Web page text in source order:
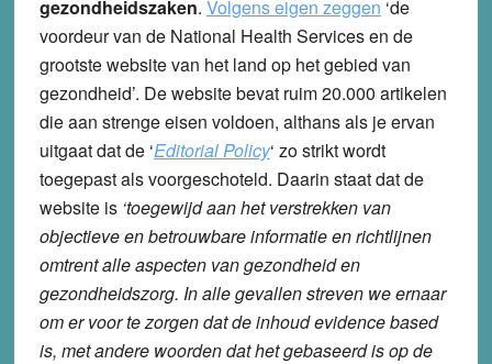
gezondheidszaken. Volgens eigen zeggen ‘de
voordeur van de National Health Services en de
grootste website van het land op het gebied van
gezondheid’. De website bevat ruim 20.000 artikelen
die aan strenge eisen voldoen, althans als je ervan
uitgaat dat de ‘Editorial Policy‘ zo strikt wordt
toegepast als voorgeschoteld. Daarin staat dat de
website is ‘toegewijd aan het verstrekken van
objectieve en betrouwbare informatie en richtlijnen
omtrent alle aspecten van gezondheid en
gezondheidszorg. In alle gevallen streven we ernaar
om er voor te zorgen dat de inhoud evidence based
is, met andere woorden dat het gebaseerd is op de